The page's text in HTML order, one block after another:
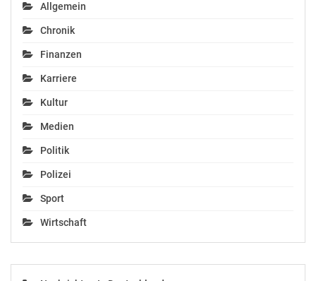
Allgemein
Chronik
Finanzen
Karriere
Kultur
Medien
Politik
Polizei
Sport
Wirtschaft